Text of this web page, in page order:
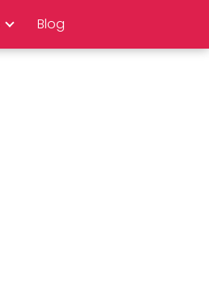
Blog